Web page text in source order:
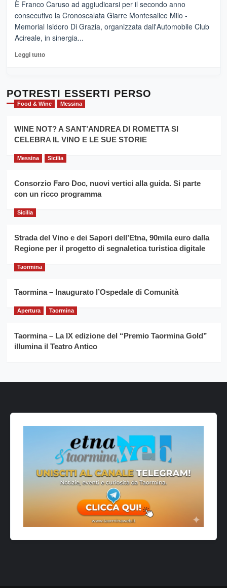
vicoli
medievali
–
“E
adesso
Pasta
–
Sicilia
l’
evento
per
la
filiera
grano
È Franco Caruso ad aggiudicarsi per il secondo anno
consecutivo la Cronoscalata Giarre Montesalice Milo -
Memorial Isidoro Di Grazia, organizzata dall'Automobile Club
Acireale, in sinergia...
Leggi tuttoLeggi
Cronoscalata
Giarre
Montesalice
per
il
anno
Franco
Caruso
POTRESTI ESSERTI PERSO
Food & Wine Messina
WINE NOT? A SANT’ANDREA DI ROMETTA SI
CELEBRA IL VINO E LE SUE STORIE
Messina Sicilia
Consorzio Faro Doc, nuovi vertici alla guida. Si parte
con un ricco programma
Sicilia
Strada del Vino e dei Sapori dell’Etna, 90mila euro dalla
Regione per il progetto di segnaletica turistica digitale
Taormina
Taormina – Inaugurato l’Ospedale di Comunità
Apertura Taormina
Taormina – La IX edizione del “Premio Taormina Gold”
illumina il Teatro Antico